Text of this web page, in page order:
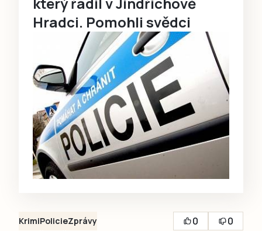
Hradci. Pomohli svědci
KrimiPolicieZprávy 0
0